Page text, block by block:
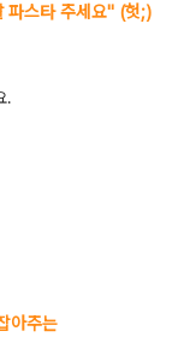
파스타 주세요" (헛;)
.
아주는